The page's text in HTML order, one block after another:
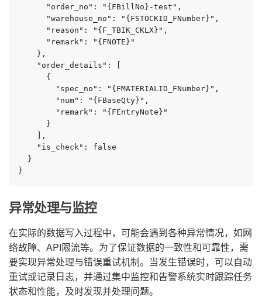
      "order_no": "{FBillNo}-test",
      "warehouse_no": "{FSTOCKID_FNumber}",
      "reason": "{F_TBIK_CKLX}",
      "remark": "{FNOTE}"
    },
    "order_details": [
      {
        "spec_no": "{FMATERIALID_FNumber}",
        "num": "{FBaseQty}",
        "remark": "{FEntryNote}"
      }
    ],
    "is_check": false
  }
}
异常处理与监控
在实际的数据写入过程中，可能会遇到各种异常情况，如网
络故障、API限流等。为了保证数据的一致性和可靠性，需
要实现异常处理与错误重试机制。当发生错误时，可以自动
重试或记录日志，并通过集中监控和告警系统实时跟踪任务
状态和性能，及时发现并处理问题。